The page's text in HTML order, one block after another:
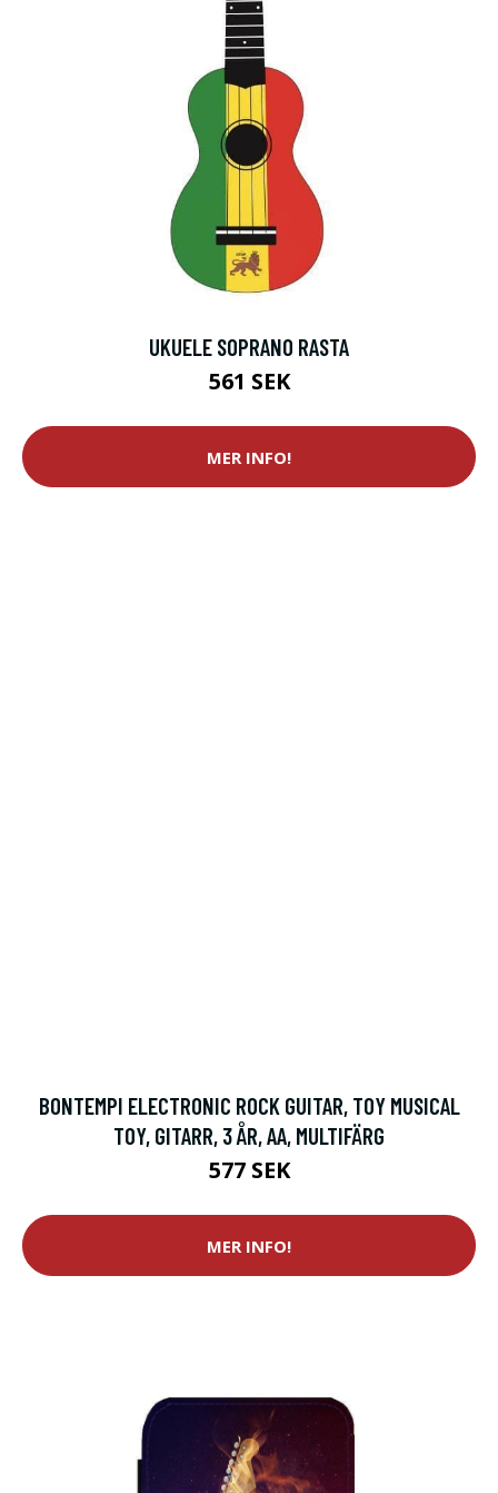
UKUELE SOPRANO RASTA
561 SEK
MER INFO!
BONTEMPI ELECTRONIC ROCK GUITAR, TOY MUSICAL
TOY, GITARR, 3 ÅR, AA, MULTIFÄRG
577 SEK
MER INFO!